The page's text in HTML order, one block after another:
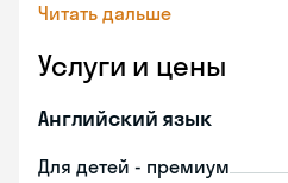
Читать дальше
Услуги и цены
Английский язык
Для детей - премиум